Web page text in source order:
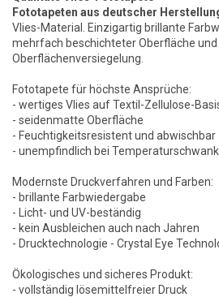
Fototapeten aus deutscher
Vlies-Material. Einzigartig brillante
mehrfach beschichteter Oberfläche
Oberflächenversiegelung.
Fototapete für höchste Ansprüche:
- wertiges Vlies auf Textil-Zellulose-
- seidenmatte Oberfläche
- Feuchtigkeitsresistent und abwischbar
- unempfindlich bei
Modernste Druckverfahren und Farben:
- brillante Farbwiedergabe
- Licht- und UV-beständig
- kein Ausbleichen auch nach Jahren
- Drucktechnologie - Crystal Eye
Ökologisches und sicheres Produkt:
- vollständig lösemittelfreier Druck